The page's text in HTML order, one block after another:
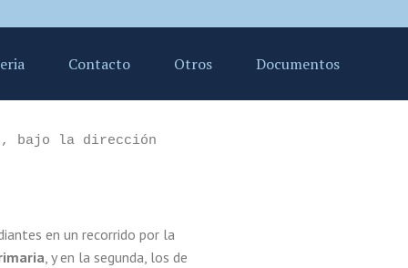
Contacto Otros Documentos
, bajo la dirección
en un recorrido por la
, y en la segunda, los de